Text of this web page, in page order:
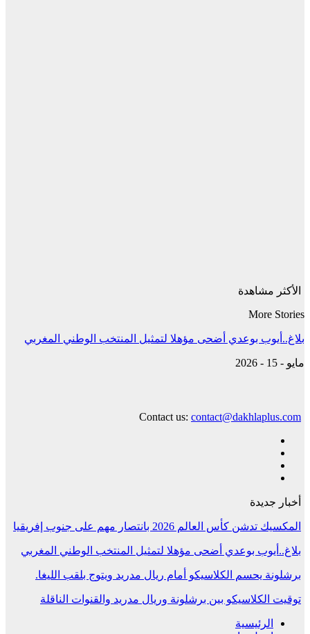
الأكثر مشاهدة
More Stories
بلاغ..أيوب بوعدي أضحى مؤهلا لتمثيل المنتخب الوطني المغربي
مايو - 15 - 2026
Contact us: contact@dakhlaplus.com
أخبار جديدة
المكسيك تدشن كأس العالم 2026 بانتصار مهم على جنوب إفريقيا
بلاغ..أيوب بوعدي أضحى مؤهلا لتمثيل المنتخب الوطني المغربي
برشلونة يحسم الكلاسيكو أمام ريال مدريد ويتوج بلقب الليغا.
توقيت الكلاسيكو بين برشلونة وريال مدريد والقنوات الناقلة
الرئيسية